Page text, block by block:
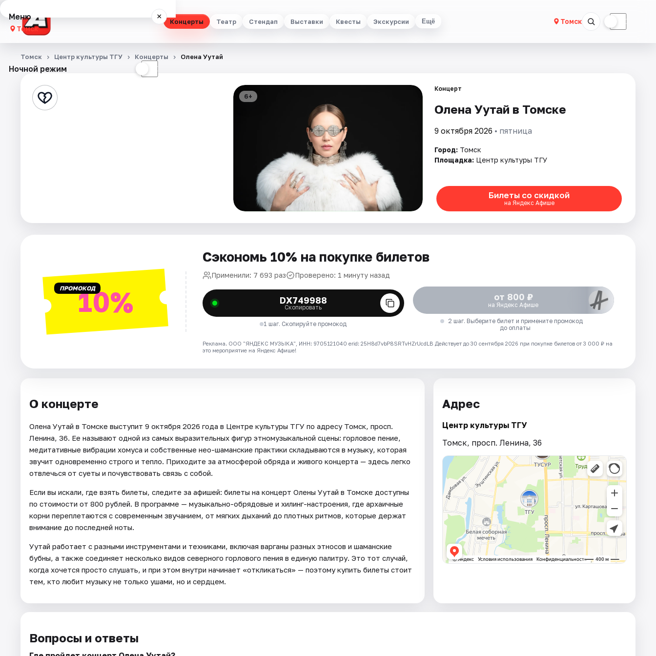
Концерты Театр Стендап Выставки Квесты Экскурсии Ещё Томск ☾
Меню ×
Томск
Концерты
Стендап
Города
Рейтинги
Ночной режим ☾
Томск Центр культуры ТГУ Концерты Олена Уутай
6+
Концерт
Олена Уутай в Томске
9 октября 2026 • пятница
Город: Томск
Площадка: Центр культуры ТГУ
Билеты со скидкой
на Яндекс Афише
ПРОМОКОД10%
Сэкономь 10% на покупке билетов
Применили: 7 693 раз Проверено: 1 минуту назад
DX749988
Скопировать
1 шаг. Скопируйте промокод
от 800 ₽
на Яндекс Афише
2 шаг. Выберите билет и примените промокод
до оплаты
Реклама. ООО "ЯНДЕКС МУЗЫКА", ИНН: 9705121040 erid: 25H8d7vbP8SRTvHZrUcdLB Действует до 30 сентября 2026 при покупке билетов от 3 000 ₽ на
это мероприятие на Яндекс Афише!
О концерте
Олена Уутай в Томске выступит 9 октября 2026 года в Центре культуры ТГУ по адресу Томск, просп.
Ленина, 36. Ее называют одной из самых выразительных фигур этномузыкальной сцены: горловое пение,
медитативные вибрации хомуса и собственные нео-шаманские практики складываются в музыку, которая
звучит одновременно строго и тепло. Приходите за атмосферой обряда и живого концерта — здесь легко
отвлечься от суеты и почувствовать связь с собой.
Если вы искали, где взять билеты, следите за афишей: билеты на концерт Олены Уутай в Томске доступны
по стоимости от 800 рублей. В программе — музыкально-обрядовые и хилинг-настроения, где архаичные
корни переплетаются с современным звучанием, от мягких дыханий до плотных ритмов, которые держат
внимание до последней ноты.
Уутай работает с разными инструментами и техниками, включая варганы разных этносов и шаманские
бубны, а также соединяет несколько видов северного горлового пения в единую палитру. Это тот случай,
когда хочется просто слушать, и при этом внутри начинает «откликаться» — поэтому купить билеты стоит
тем, кто любит музыку не только ушами, но и сердцем.
Адрес
Центр культуры ТГУ
Томск, просп. Ленина, 36
Вопросы и ответы